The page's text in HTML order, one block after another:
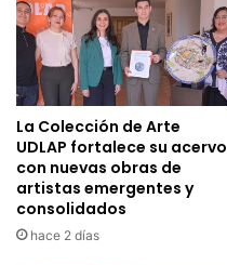
La Colección de Arte
UDLAP fortalece su acervo
con nuevas obras de
artistas emergentes y
consolidados
hace 2 días